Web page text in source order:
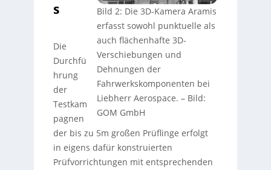
Bild 2: Die 3D-Kamera Aramis
erfasst sowohl punktuelle als
auch flächenhafte 3D-
Verschiebungen und
Dehnungen der
Fahrwerkskomponenten bei
Liebherr Aerospace. – Bild:
GOM GmbH
s
Die
Durchfü
hrung
der
Testkam
pagnen
der bis zu 5m großen Prüflinge erfolgt
in eigens dafür konstruierten
Prüfvorrichtungen mit entsprechenden